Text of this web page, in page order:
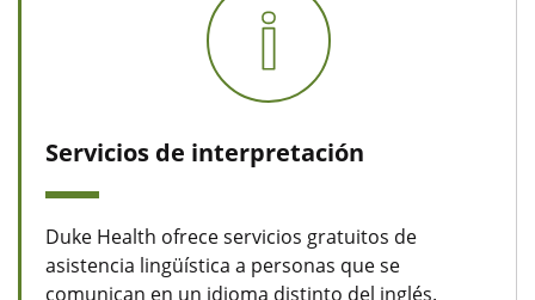
Servicios de interpretación
Duke Health ofrece servicios gratuitos de
asistencia lingüística a personas que se
comunican en un idioma distinto del inglés.